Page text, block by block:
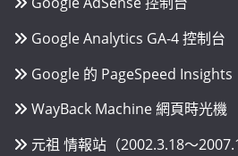
Google Analytics GA-4 控制台
Google 的 PageSpeed Insights
WayBack Machine 網頁時光機
元祖 情報站（2002.3.18～